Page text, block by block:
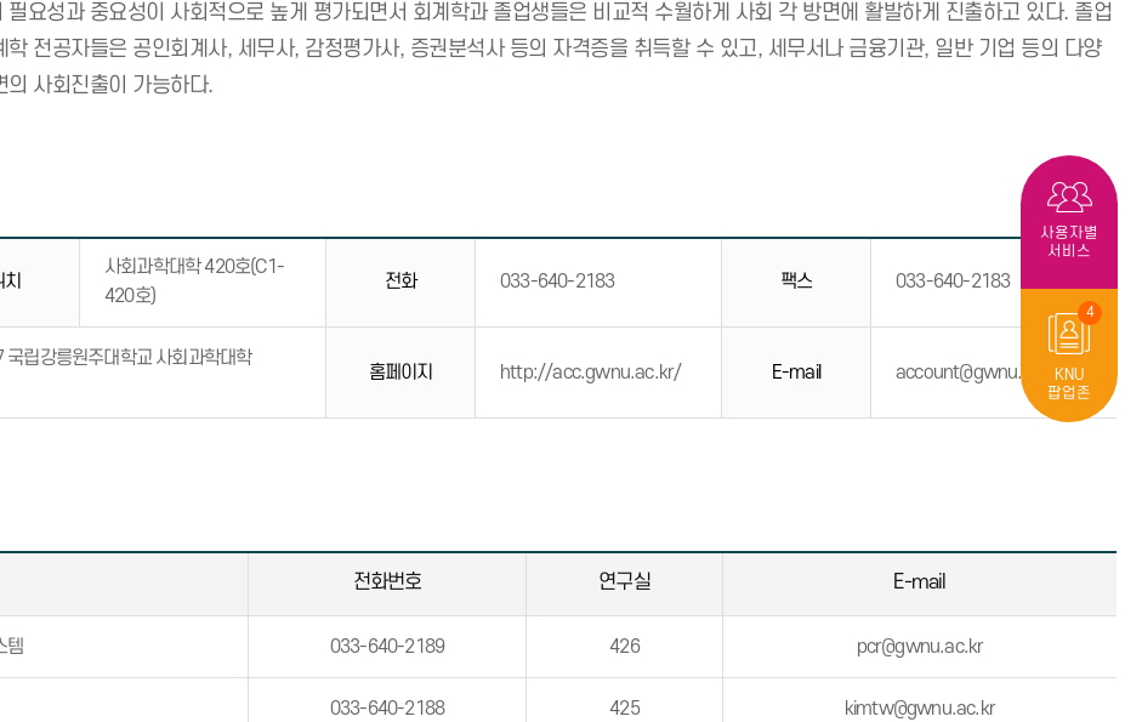
사용자별
서비스
4
KNU
팝업존
필요성과 중요성이 사회적으로 높게 평가되면서 회계학과 졸업생들은 비교적 수월하게 사회 각 방면에 활발하게 진출하고 있다. 졸업
학 전공자들은 공인회계사, 세무사, 감정평가사, 증권분석사 등의 자격증을 취득할 수 있고, 세무서나 금융기관, 일반 기업 등의 다양
의 사회진출이 가능하다.
사회과학대학 420호(C1-
420호)
전화 033-640-2183 팩스 033-640-2183
립강릉원주대학교 사회과학대학
홈페이지 http://acc.gwnu.ac.kr/ E-mail account@gwnu.ac.kr
전화번호 연구실 E-mail
템 033-640-2189 426 pcr@gwnu.ac.kr
033-640-2188 425 kimtw@gwnu.ac.kr